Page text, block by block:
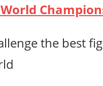
World
the best